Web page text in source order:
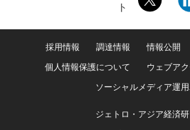
ト
採用情報 調達情報 情報公開
個人情報保護について
ウェブア
ソーシャルメディア運
ジェトロ・アジア経済